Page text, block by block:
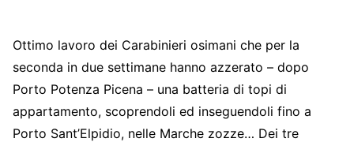
Ottimo lavoro dei Carabinieri osimani che per la
seconda in due settimane hanno azzerato – dopo
Porto Potenza Picena – una batteria di topi di
appartamento, scoprendoli ed inseguendoli fino a
Porto Sant’Elpidio, nelle Marche zozze… Dei tre